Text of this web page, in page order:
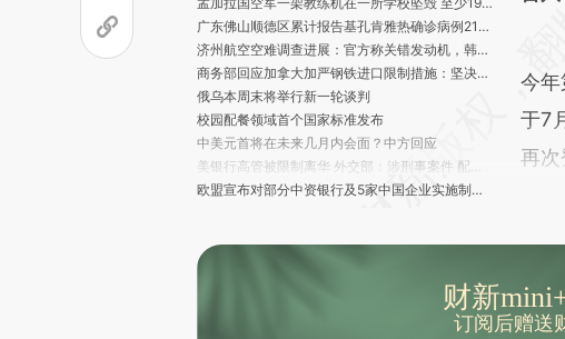
广东佛山顺德区累计报告基孔肯雅热确诊病例2158例 均为轻症
济州航空空难调查进展：官方称关错发动机，韩飞行员协会驳斥
商务部回应加拿大加严钢铁进口限制措施：坚决反对
俄乌本周末将举行新一轮谈判
校园配餐领域首个国家标准发布
中美元首将在未来几月内会面？中方回应
美银行高管被限制离华 外交部：涉刑事案件 配合调查
欧盟宣布对部分中资银行及5家中国企业实施制裁，中方回应
女子发朋友圈辱骂吸烟领导被开除，法院判了
韩国拟允许个人赴朝鲜旅游 官方称正推进对朝政策改善
韩特检组传唤尹锡悦夫人金建希8月6日到案接受调查
印尼起火客船实载量远超登记数 火灾已致3死 568人获救
成
新
对和
今年
于7
再次
财新
订阅后赠送